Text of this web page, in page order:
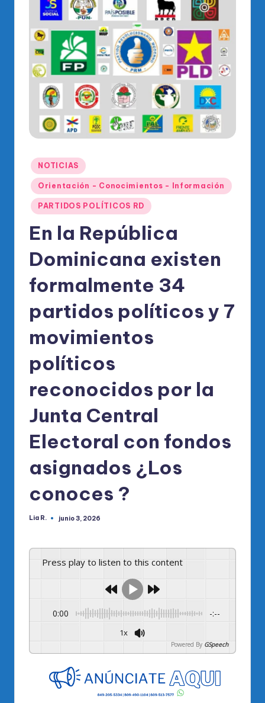
al
el
M
Publicado
en
NOTICIAS
Orientación - Conocimientos - Información
PARTIDOS POLÍTICOS RD
En la República
Dominicana existen
formalmente 34
partidos políticos y 7
movimientos
políticos
reconocidos por la
Junta Central
Electoral con fondos
asignados ¿Los
conoces ?
Publicado
Lia R. junio 3, 2026
Press play to listen to this content
0:00 -:--
1x
Powered By GSpeech